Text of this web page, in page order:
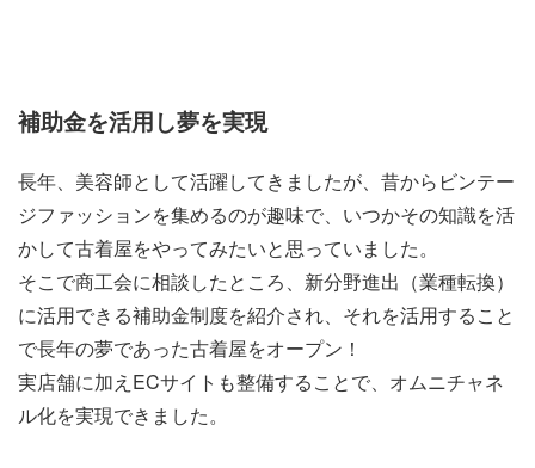
補助金を活用し夢を実現
長年、美容師として活躍してきましたが、昔からビンテー
ジファッションを集めるのが趣味で、いつかその知識を活
かして古着屋をやってみたいと思っていました。
そこで商工会に相談したところ、新分野進出（業種転換）
に活用できる補助金制度を紹介され、それを活用すること
で長年の夢であった古着屋をオープン！
実店舗に加えECサイトも整備することで、オムニチャネ
ル化を実現できました。